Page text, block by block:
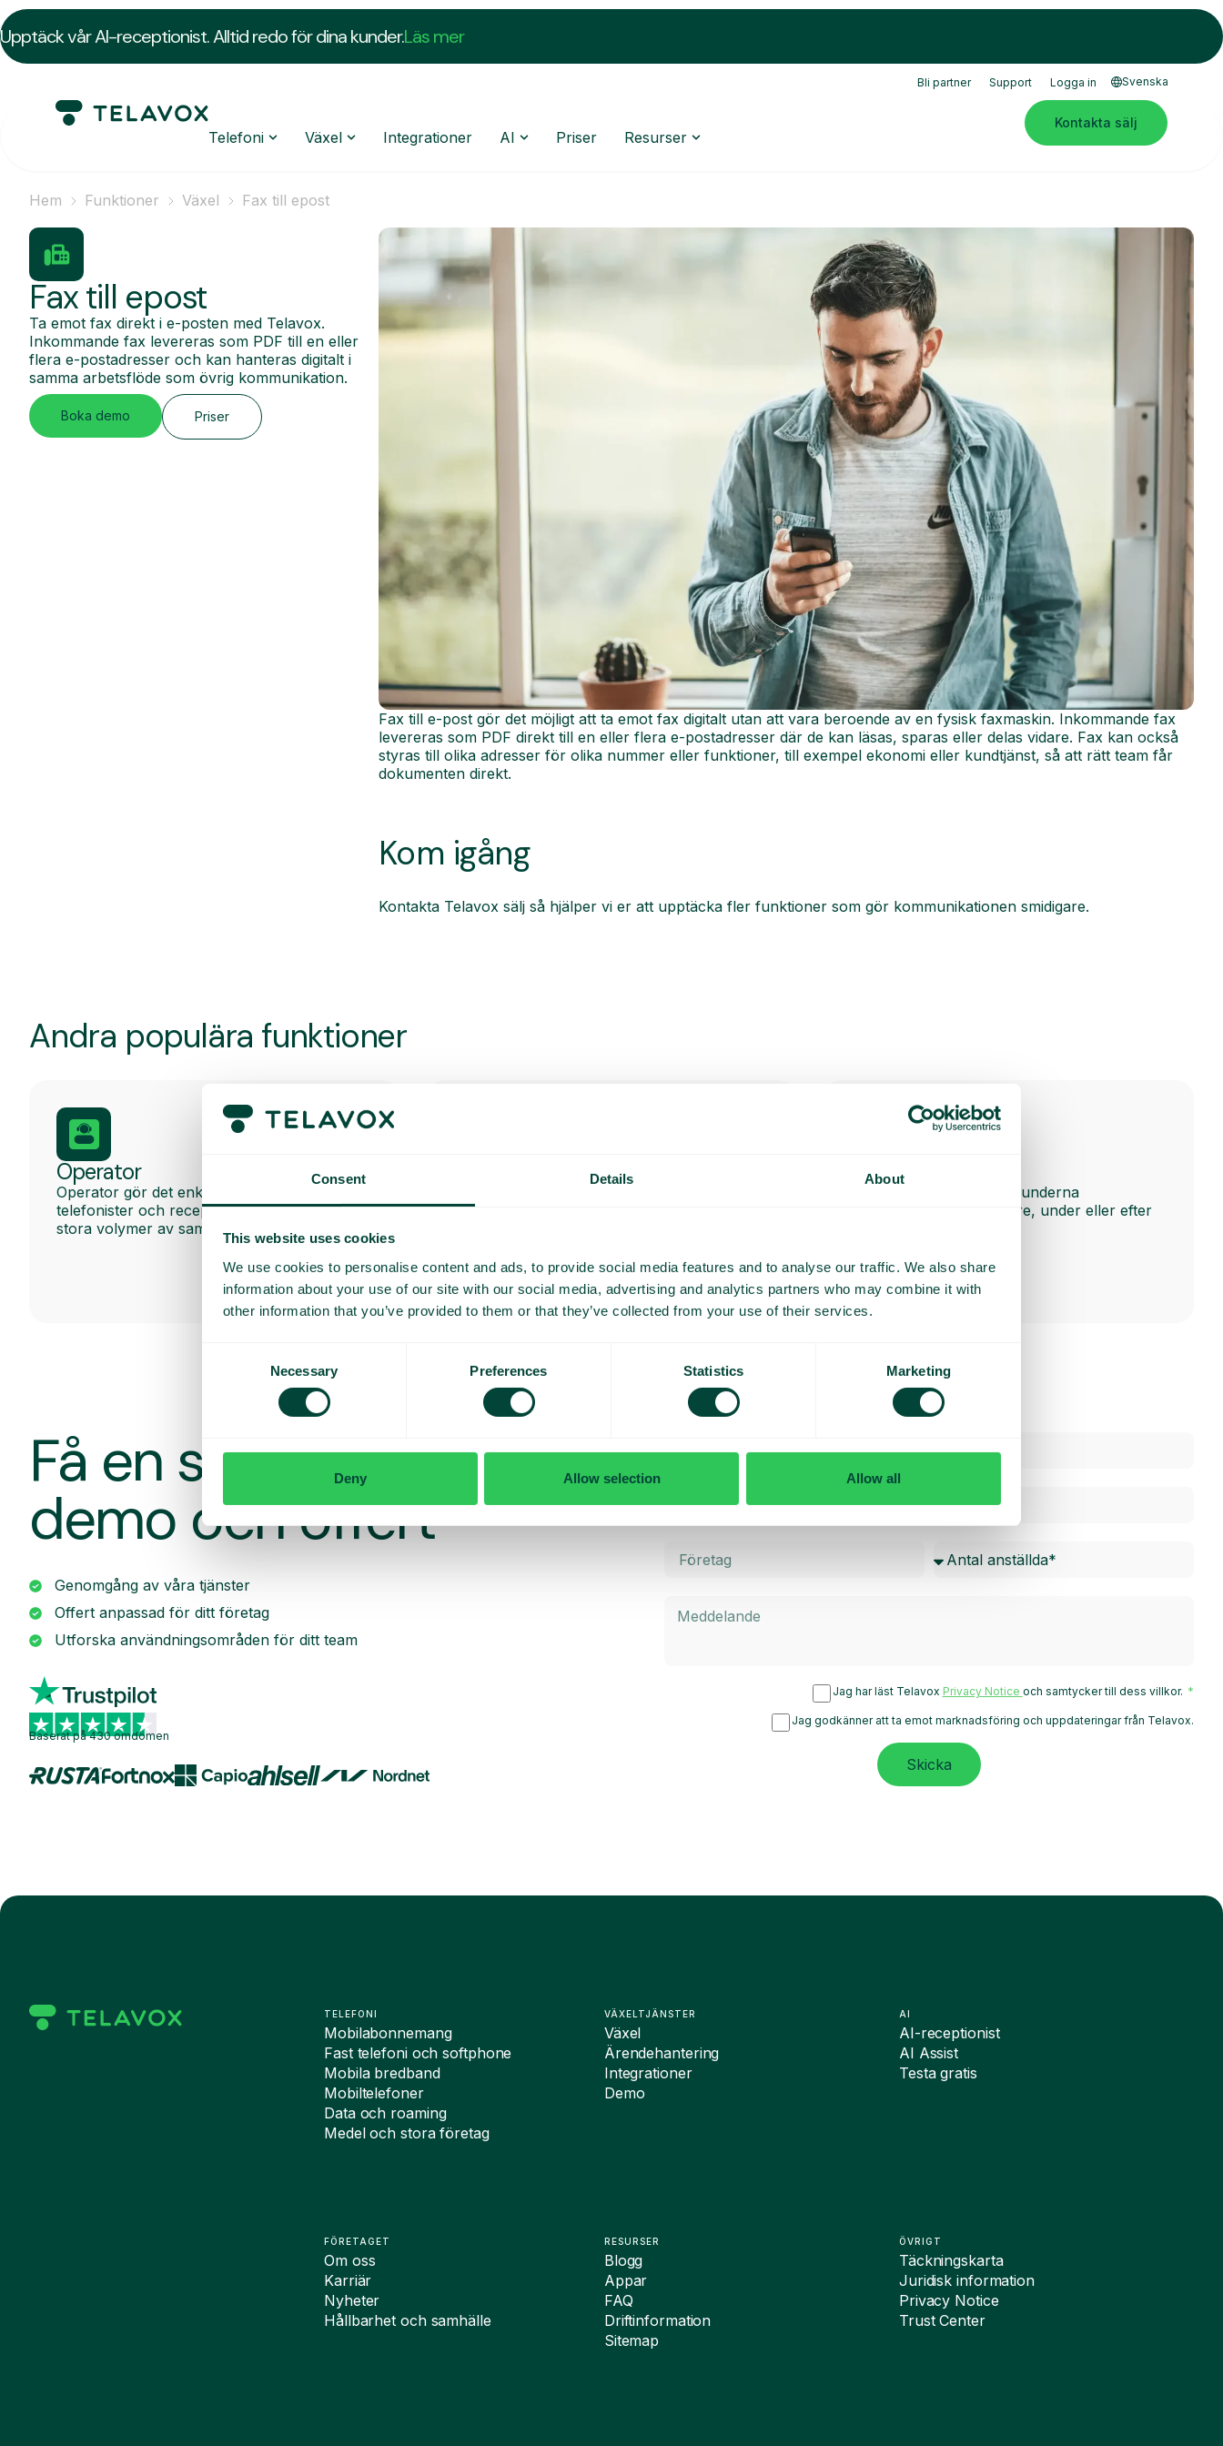
Consent Details About
This website uses cookies
We use cookies to personalise content and ads, to provide social media features and to analyse our traffic. We also share
information about your use of our site with our social media, advertising and analytics partners who may combine it with
other information that you’ve provided to them or that they’ve collected from your use of their services.
Necessary Preferences Statistics Marketing
Deny Allow selection Allow all
Upptäck vår AI-receptionist. Alltid redo för dina kunder.Läs mer
Bli partner Support Logga in Svenska
Telefoni Växel Integrationer AI Priser Resurser
Kontakta sälj
Hem Funktioner Växel Fax till epost
Fax till epost
Ta emot fax direkt i e-posten med Telavox.
Inkommande fax levereras som PDF till en eller
flera e-postadresser och kan hanteras digitalt i
samma arbetsflöde som övrig kommunikation.
Boka demo Priser
Fax till e-post gör det möjligt att ta emot fax digitalt utan att vara beroende av en fysisk faxmaskin. Inkommande fax
levereras som PDF direkt till en eller flera e-postadresser där de kan läsas, sparas eller delas vidare. Fax kan också
styras till olika adresser för olika nummer eller funktioner, till exempel ekonomi eller kundtjänst, så att rätt team får
dokumenten direkt.
Kom igång
Kontakta Telavox sälj så hjälper vi er att upptäcka fler funktioner som gör kommunikationen smidigare.
Andra populära funktioner
Operator
Operator gör det enkelt för professionella
telefonister och receptionister att hantera
stora volymer av samtal direkt i webbläsaren.
Schemalägg händelser och
meddelanden och samtalsflöden aktiveras
automatiskt när perioden börjar.
SMS to Caller
Gör det enkelt att hålla kunderna
informerade via SMS före, under eller efter
Få en skräddarsydd
demo och offert
Genomgång av våra tjänster
Offert anpassad för ditt företag
Utforska användningsområden för ditt team
Baserat på 430 omdömen
Jag har läst Telavox Privacy Notice och samtycker till dess villkor.
Jag godkänner att ta emot marknadsföring och uppdateringar från Telavox.
Skicka
TELEFONI
Mobilabonnemang
Fast telefoni och softphone
Mobila bredband
Mobiltelefoner
Data och roaming
Medel och stora företag
FÖRETAGET
Om oss
Karriär
Nyheter
Hållbarhet och samhälle
VÄXELTJÄNSTER
Växel
Ärendehantering
Integrationer
Demo
RESURSER
Blogg
Appar
FAQ
Driftinformation
Sitemap
AI
AI-receptionist
AI Assist
Testa gratis
ÖVRIGT
Täckningskarta
Juridisk information
Privacy Notice
Trust Center